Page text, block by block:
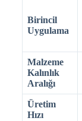
Birincil
Uygulama
Malzeme
Kalınlık
Aralığı
Üretim
Hızı